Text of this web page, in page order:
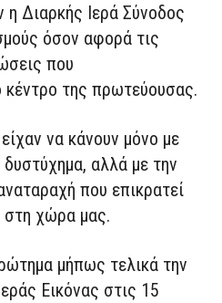
Διαρκής Ιερά Σύνοδος
όσον αφορά τις
που
κέντρο της πρωτεύουσας.
να κάνουν μόνο με
δυστύχημα, αλλά με την
που επικρατεί
στη χώρα μας.
μήπως τελικά την
Εικόνας στις 15